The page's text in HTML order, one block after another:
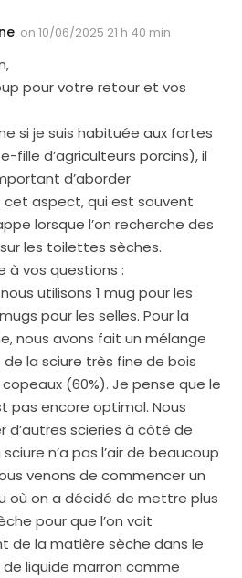
on 10/06/2025 21 h 40 min
pour votre retour et vos
si je suis habituée aux fortes
fille d’agriculteurs porcins), il
d’aborder
aspect, qui est souvent
lorsque l’on recherche des
les toilettes sèches.
à vos questions :
utilisons 1 mug pour les
pour les selles. Pour la
nous avons fait un mélange
la sciure très fine de bois
(60%). Je pense que le
pas encore optimal. Nous
d’autres scieries à côté de
n’a pas l’air de beaucoup
venons de commencer un
où on a décidé de mettre plus
pour que l’on voit
de la matière sèche dans le
liquide marron comme